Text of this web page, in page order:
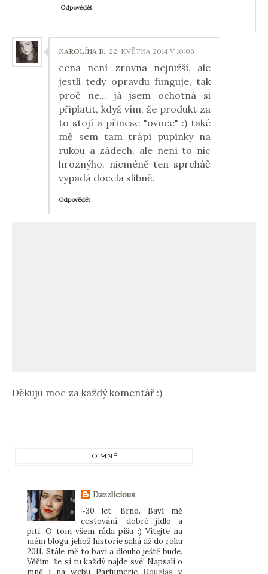
Odpovědět
KAROLÍNA B. 22. KVĚTNA 2014 V 10:06
cena není zrovna nejnižší, ale
jestli tedy opravdu funguje, tak
proč ne... já jsem ochotná si
připlatit, když vím, že produkt za
to stojí a přinese "ovoce" :) také
mě sem tam trápí pupínky na
rukou a zádech, ale není to nic
hroznýho. nicméně ten sprcháč
vypadá docela slibně.
Odpovědět
Děkuju moc za každý komentář :)
O MNĚ
Dazzlicious
~30 let, Brno. Baví mě
cestování, dobré jídlo a
pití. O tom všem ráda píšu :) Vítejte na
mém blogu, jehož historie sahá až do roku
2011. Stále mě to baví a dlouho ještě bude.
Věřím, že si tu každý najde své! Napsali o
mně i na webu Parfumerie Douglas v